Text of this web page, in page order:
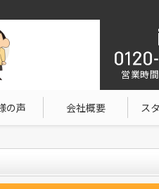
営業時
の声 会社概要 ス